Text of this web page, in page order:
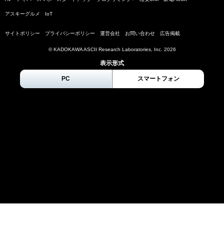
アスキーグルメ IoT
サイトポリシー プライバシーポリシー 運営会社 お問い合わせ 広告掲載
© KADOKAWA ASCII Research Laboratories, Inc. 2026
表示形式
PC スマートフォン